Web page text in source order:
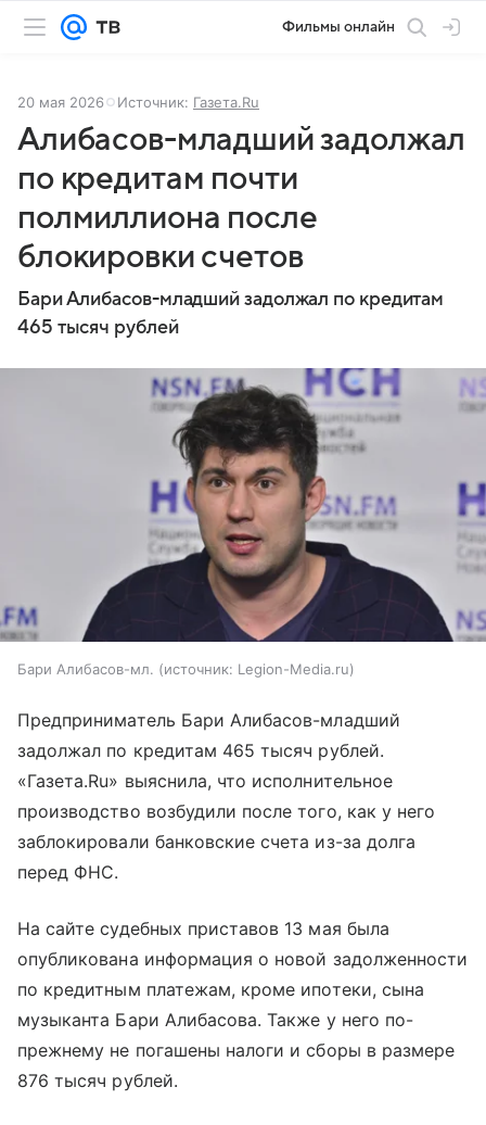
Фильмы онлайн
20 мая 2026 Источник: Газета.Ru
Алибасов-младший задолжал
по кредитам почти
полмиллиона после
блокировки счетов
Бари Алибасов-младший задолжал по кредитам
465 тысяч рублей
Бари Алибасов-мл. источник: Legion-Media.ru
Предприниматель Бари Алибасов-младший
задолжал по кредитам 465 тысяч рублей.
«Газета.Ru» выяснила, что исполнительное
производство возбудили после того, как у него
заблокировали банковские счета из-за долга
перед ФНС.
На сайте судебных приставов 13 мая была
опубликована информация о новой задолженности
по кредитным платежам, кроме ипотеки, сына
музыканта Бари Алибасова. Также у него по-
прежнему не погашены налоги и сборы в размере
876 тысяч рублей.